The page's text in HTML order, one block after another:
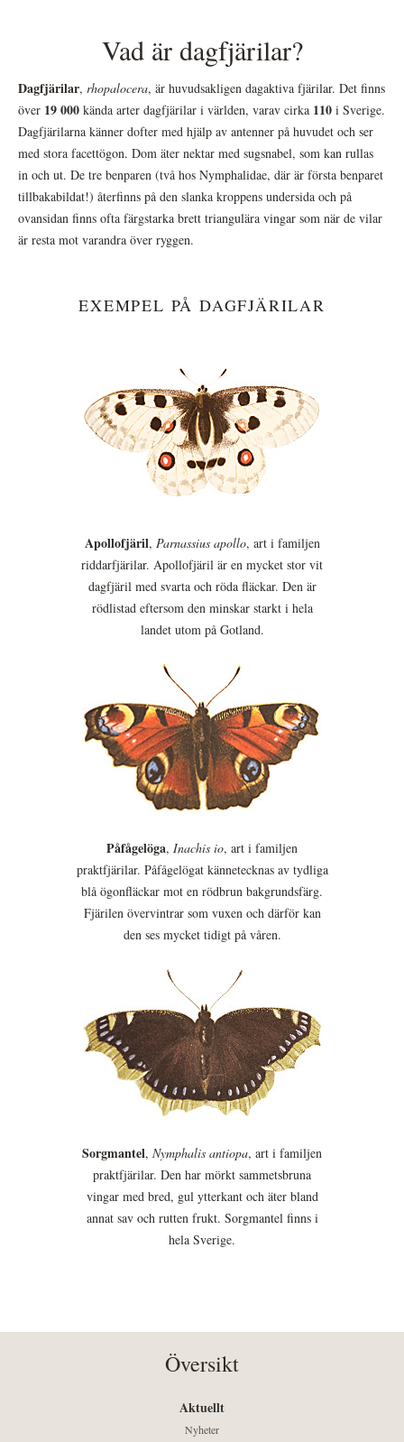
Vad är dagfjärilar?
Dagfjärilar, rhopalocera, är huvudsakligen dagaktiva fjärilar. Det finns
över 19 000 kända arter dagfjärilar i världen, varav cirka 110 i Sverige.
Dagfjärilarna känner dofter med hjälp av antenner på huvudet och ser
med stora facettögon. Dom äter nektar med sugsnabel, som kan rullas
in och ut. De tre benparen (två hos Nymphalidae, där är första benparet
tillbakabildat!) återfinns på den slanka kroppens undersida och på
ovansidan finns ofta färgstarka brett triangulära vingar som när de vilar
är resta mot varandra över ryggen.
EXEMPEL PÅ DAGFJÄRILAR
Apollofjäril, Parnassius apollo, art i familjen
riddarfjärilar. Apollofjäril är en mycket stor vit
dagfjäril med svarta och röda fläckar. Den är
rödlistad eftersom den minskar starkt i hela
landet utom på Gotland.
Påfågelöga, Inachis io, art i familjen
praktfjärilar. Påfågelögat kännetecknas av tydliga
blå ögonfläckar mot en rödbrun bakgrundsfärg.
Fjärilen övervintrar som vuxen och därför kan
den ses mycket tidigt på våren.
Sorgmantel, Nymphalis antiopa, art i familjen
praktfjärilar. Den har mörkt sammetsbruna
vingar med bred, gul ytterkant och äter bland
annat sav och rutten frukt. Sorgmantel finns i
hela Sverige.
Översikt
Aktuellt
Nyheter